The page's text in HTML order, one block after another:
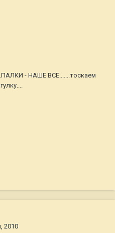
- НАШЕ ВСЕ.......тоскаем
2010